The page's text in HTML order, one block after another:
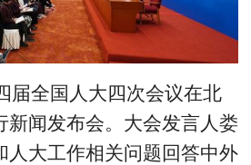
届全国人大四次会议在北
新闻发布会。大会发言人娄
人大工作相关问题回答中外